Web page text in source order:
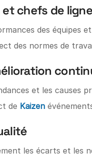
chefs de ligne
des équipes
des normes de
et les causes
de Kaizen
les écarts et les